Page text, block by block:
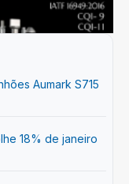
Aumark S715
18% de janeiro